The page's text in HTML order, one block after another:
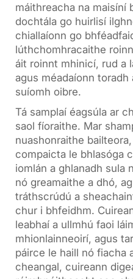
máithreacha na maisíní
dochtála go huirlisí
chiallaíonn go
lúthchomhracaithe
áit roinnt mhinicí, rud a
agus méadaíonn
suíomh oibre.
Tá samplaí éagsúla ar
saol fíoraithe. Mar
nuashonraithe
compaicta le bhlasóga
iomlán a ghlanadh sula
nó greamaithe a dhó,
tráthscrúdú a
chur i bhfeidhm.
leabhaí a ullmhú faoi
mhionlainneoirí, agus
páirce le haill nó fiacha
cheangal, cuireann